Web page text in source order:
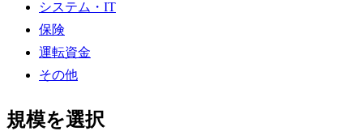
システム・IT
保険
運転資金
その他
規模を選択